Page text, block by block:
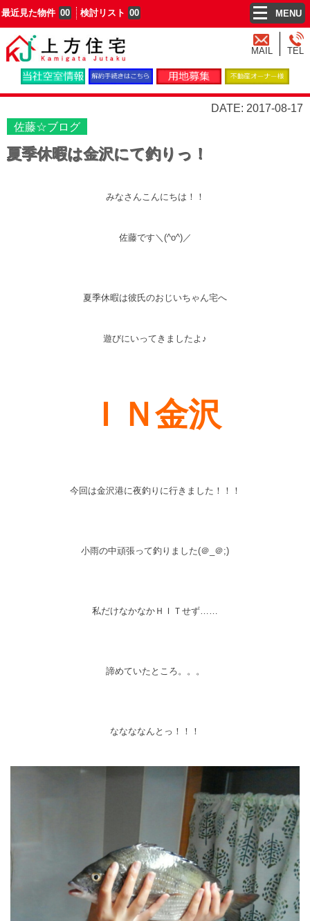
最近見た物件 00 検討リスト 00 MENU
MAIL TEL
DATE: 2017-08-17
佐藤☆ブログ
夏季休暇は金沢にて釣りっ！
みなさんこんにちは！！
佐藤です＼(^o^)／
夏季休暇は彼氏のおじいちゃん宅へ
遊びにいってきましたよ♪
ＩＮ金沢
今回は金沢港に夜釣りに行きました！！！
小雨の中頑張って釣りました(＠_＠;)
私だけなかなかＨＩＴせず……
諦めていたところ。。。
ななななんとっ！！！